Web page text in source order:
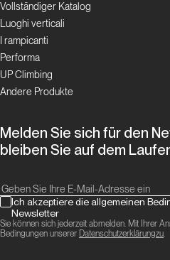
Vollständiger Katalog
Luoghi verticali
I rampicanti
Performa
UP Climbing
Andere Produkte
Melden Sie sich für den
bleiben Sie auf dem
Ich akzeptiere die allgemeinen
Newsletter
Sie können sich jederzeit abmelden. Mit Ihrer
Bedingungen unserer Datenschutzerklärungzu.